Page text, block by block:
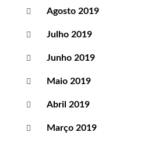
Agosto 2019
Julho 2019
Junho 2019
Maio 2019
Abril 2019
Março 2019